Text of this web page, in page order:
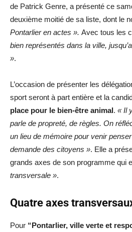
de Patrick Genre, a présenté ce
deuxième moitié de sa liste, dont le
Pontarlier en actes ». Avec tous les
bien représentés dans la ville,
».
L’occasion de présenter les
sport seront à part entière et la
place pour le bien-être animal. « Il
parle de propreté, de règles. On
un lieu de mémoire pour venir
demande des citoyens ». Elle a
grands axes de son programme qui
transversale ».
Quatre axes
Pour “Pontarlier, ville verte et